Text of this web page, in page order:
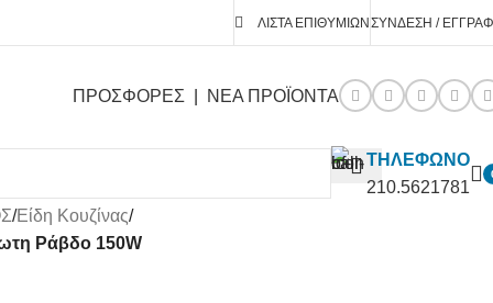
ΛΊΣΤΑ ΕΠΙΘΥΜΙΏΝΣΎΝΔΕΣΗ /
ΠΡΟΣΦΟΡΕΣ ΝΕΑ ΠΡΟΪΟΝΤΑ
ΤΗΛΕΦΩΝΟ
210.5621781
/Είδη Κουζίνας/
Ράβδο 150W